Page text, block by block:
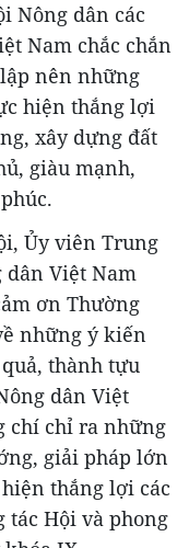
Nông dân các
Nam chắc chắn
nên những
hiện thắng lợi
xây dựng đất
giàu mạnh,
Ủy viên Trung
dân Việt Nam
ơn Thường
những ý kiến
thành tựu
dân Việt
chí chỉ ra những
giải pháp lớn
thắng lợi các
tác Hội và phong